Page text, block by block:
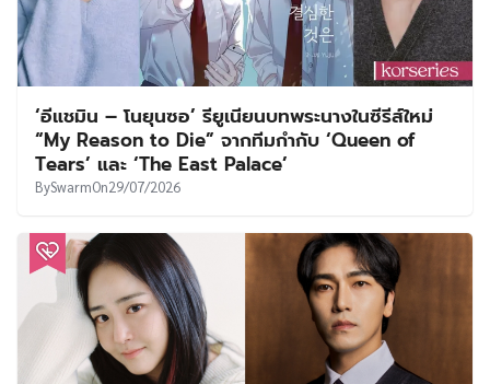
‘อีแชมิน – โนยุนซอ’ รียูเนียนบทพระนางในซีรีส์ใหม่
“My Reason to Die” จากทีมกำกับ ‘Queen of
Tears’ และ ‘The East Palace’
BySwarmOn29/07/2026